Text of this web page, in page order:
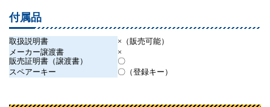
付属品
取扱説明書
×（販売可能）
メーカー譲渡書
×
販売証明書（譲渡書）
〇
スペアーキー
〇（登録キー）